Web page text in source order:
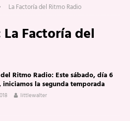
La Factoría del Ritmo Radio
La Factoría del
Ritmo Radio: Este sábado, día 6
la segunda temporada
littlewalter